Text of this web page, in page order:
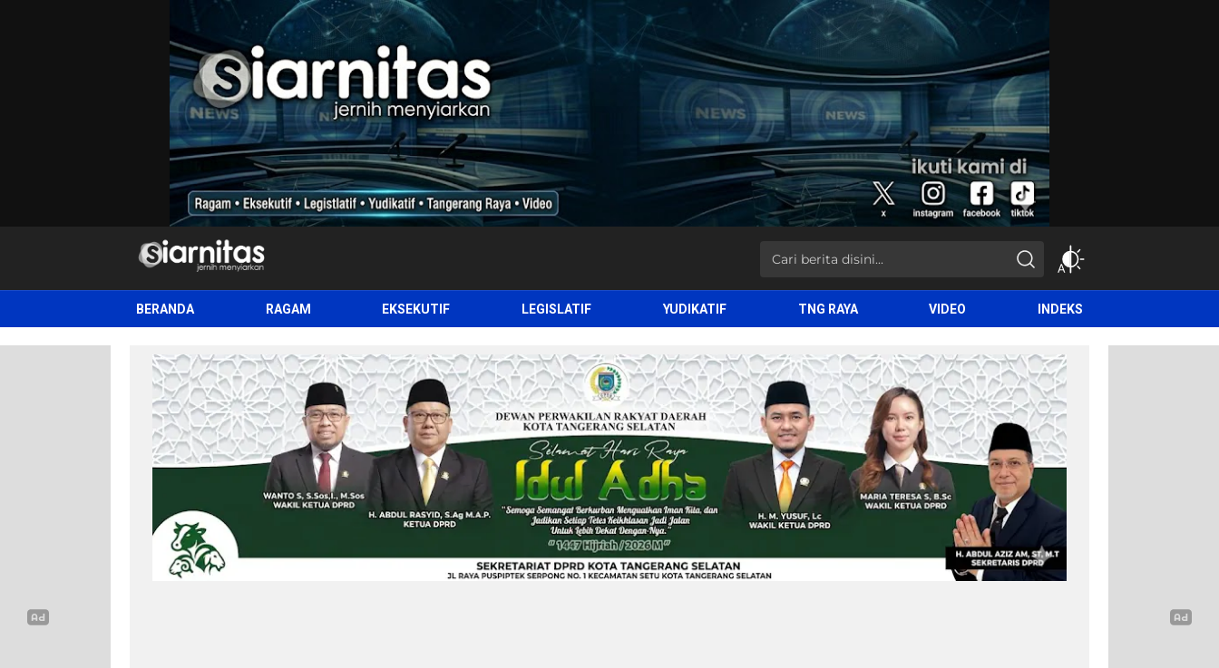
siarnitas
Jernih Menyiarkan
BERANDA RAGAM EKSEKUTIF LEGISLATIF YUDIKATIF TNG RAYA VIDEO INDEKS